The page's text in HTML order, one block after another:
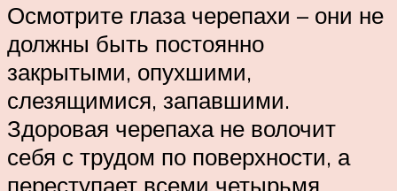
Осмотрите глаза черепахи – они не
должны быть постоянно
закрытыми, опухшими,
слезящимися, запавшими.
Здоровая черепаха не волочит
себя с трудом по поверхности, а
переступает всеми четырьмя